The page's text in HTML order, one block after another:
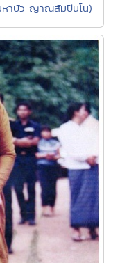
าบัว ญาณสัมปันโน)